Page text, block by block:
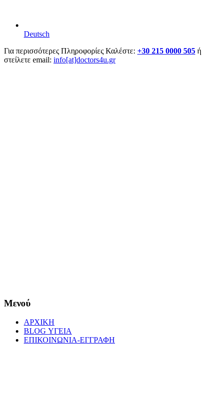
Deutsch
Για περισσότερες Πληροφορίες Καλέστε: +30 215 0000 505 ή
στείλετε email: info[at]doctors4u.gr
Μενού
ΑΡΧΙΚΗ
BLOG ΥΓΕΙΑ
ΕΠΙΚΟΙΝΩΝΙΑ-ΕΓΓΡΑΦΗ